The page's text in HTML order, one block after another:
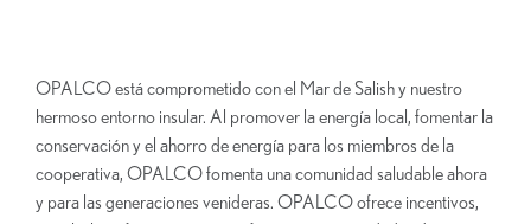
OPALCO está comprometido con el Mar de Salish y nuestro
hermoso entorno insular. Al promover la energía local, fomentar la
conservación y el ahorro de energía para los miembros de la
cooperativa, OPALCO fomenta una comunidad saludable ahora
y para las generaciones venideras. OPALCO ofrece incentivos,